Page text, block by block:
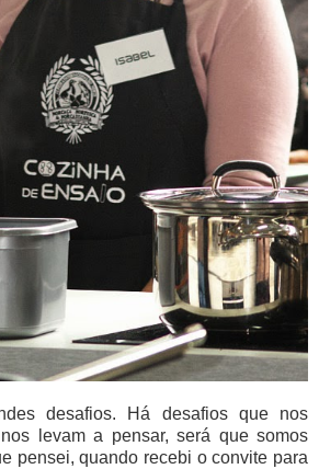
desafios. Há desafios que nos
levam a pensar, será que somos
pensei, quando recebi o convite para